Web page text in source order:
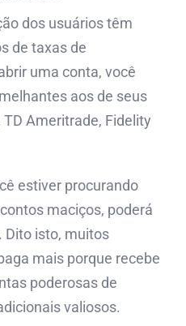
dos usuários têm
de taxas de
uma conta, você
aos de seus
Ameritrade, Fidelity
estiver procurando
maciços, poderá
Dito isto, muitos
mais porque recebe
poderosas de
valiosos.